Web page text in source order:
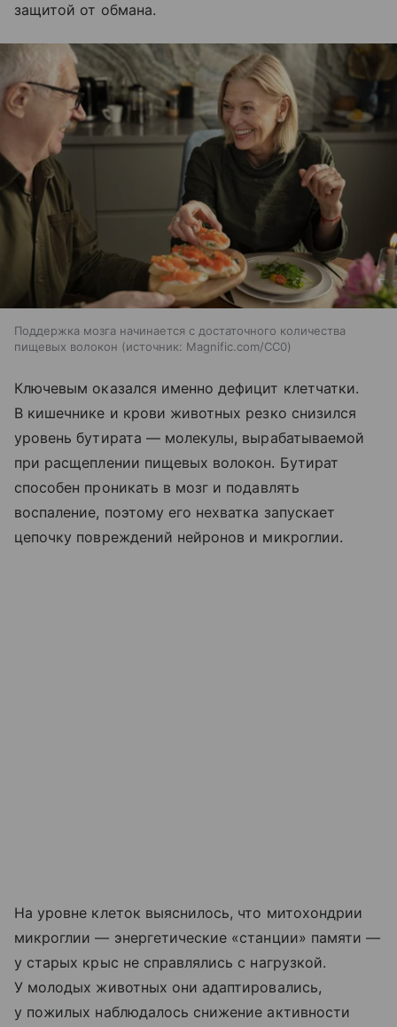
защитой от обмана.
Поддержка мозга начинается с достаточного количества
пищевых волокон
источник: Magnific.com/CC0
Ключевым оказался именно дефицит клетчатки.
В кишечнике и крови животных резко снизился
уровень бутирата — молекулы, вырабатываемой
при расщеплении пищевых волокон. Бутират
способен проникать в мозг и подавлять
воспаление, поэтому его нехватка запускает
цепочку повреждений нейронов и микроглии.
На уровне клеток выяснилось, что митохондрии
микроглии — энергетические «станции» памяти —
у старых крыс не справлялись с нагрузкой.
У молодых животных они адаптировались,
у пожилых наблюдалось снижение активности